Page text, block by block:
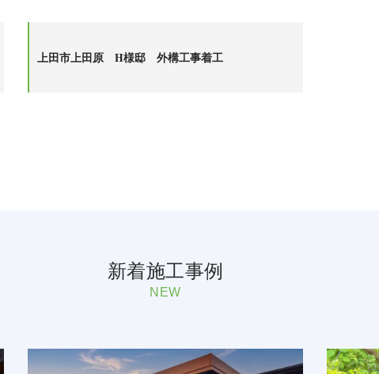
上田市上田原 H様邸 外構工事着工
新着施工事例
NEW